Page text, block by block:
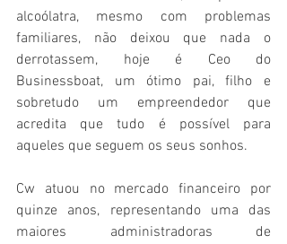
alcoólatra, mesmo com problemas
familiares, não deixou que nada o
derrotassem, hoje é Ceo do
Businessboat, um ótimo pai, filho e
sobretudo um empreendedor que
acredita que tudo é possível para
aqueles que seguem os seus sonhos.
Cw atuou no mercado financeiro por
quinze anos, representando uma das
maiores administradoras de